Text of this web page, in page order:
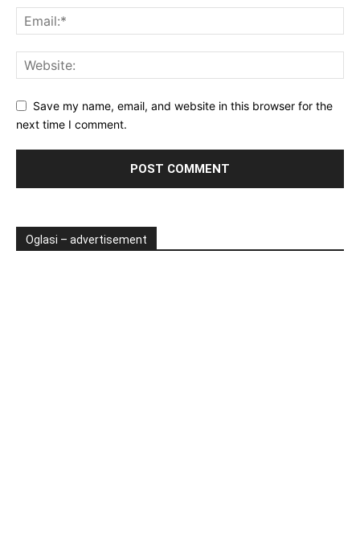
Save my name, email, and website in this browser for the
next time I comment.
Oglasi – advertisement